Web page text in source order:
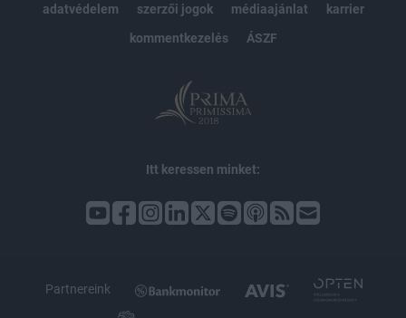
adatvédelem
szerzői jogok médiaajánlat
karrier
kommentkezelés
ÁSZF
Itt keressen minket:
Partnereink